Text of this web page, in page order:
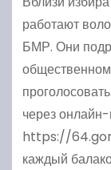
работают
БМР. Они
через
https://
каждый